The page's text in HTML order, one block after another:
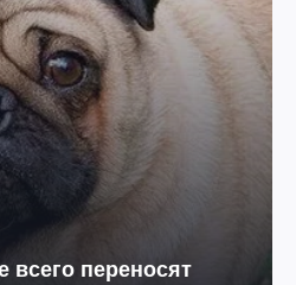
всего переносят